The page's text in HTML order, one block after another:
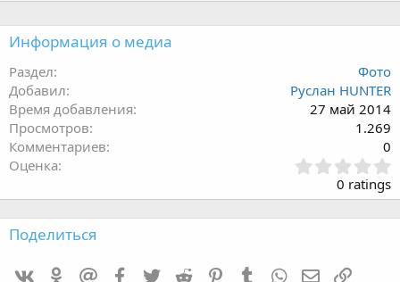
Информация о медиа
Раздел
Фото
Добавил
Руслан HUNTER
Время добавления
27 май 2014
Просмотров
1.269
Комментариев
0
Оценка
в
ё
з
0 ratings
Поделиться
Одноклассники
Mailru Facebook
TwitterReddit PinterestTumblrWhatsApp
E-mailСсылка